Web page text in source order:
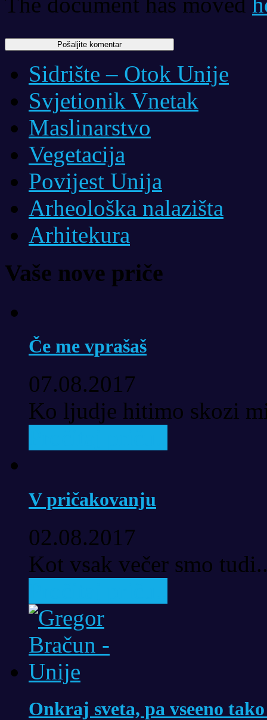
Sidrište – Otok Unije
Svjetionik Vnetak
Maslinarstvo
Vegetacija
Povijest Unija
Arheološka nalazišta
Arhitekura
Vaše nove priče
Če me vprašaš
07.08.2017
Ko ljudje hitimo skozi
V pričakovanju
02.08.2017
Kot vsak večer smo
Onkraj sveta, pa vseeno